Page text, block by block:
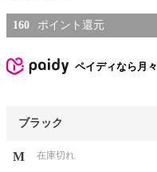
160
ペイディなら月々
ブラック
M 在庫切れ